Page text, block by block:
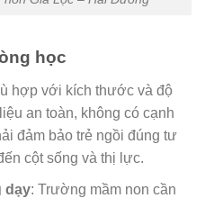
học
hợp với kích thước và độ
an toàn, không có cạnh
đảm bảo trẻ ngồi đúng tư
cột sống và thị lực.
dạy: Trường mầm non cần